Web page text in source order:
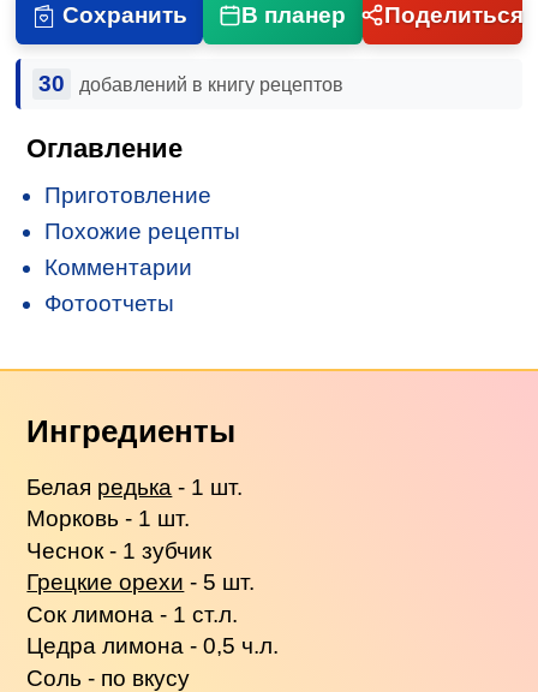
Сохранить В планер Поделиться
30 добавлений в книгу рецептов
Оглавление
Приготовление
Похожие рецепты
Комментарии
Фотоотчеты
Ингредиенты
Белая редька - 1 шт.
Морковь - 1 шт.
Чеснок - 1 зубчик
Грецкие орехи - 5 шт.
Сок лимона - 1 ст.л.
Цедра лимона - 0,5 ч.л.
Соль - по вкусу